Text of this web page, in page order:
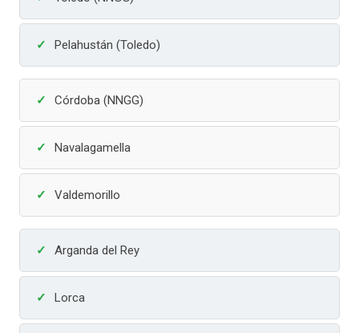
Pelahustán (Toledo)
Córdoba (NNGG)
Navalagamella
Valdemorillo
Arganda del Rey
Lorca